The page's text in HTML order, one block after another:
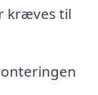
kræves til